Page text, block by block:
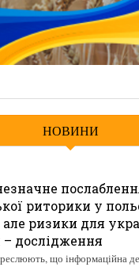
НОВИНИ
риторики у
але ризики для
дослідження
що інформаційна